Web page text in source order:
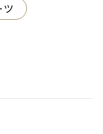
ツ